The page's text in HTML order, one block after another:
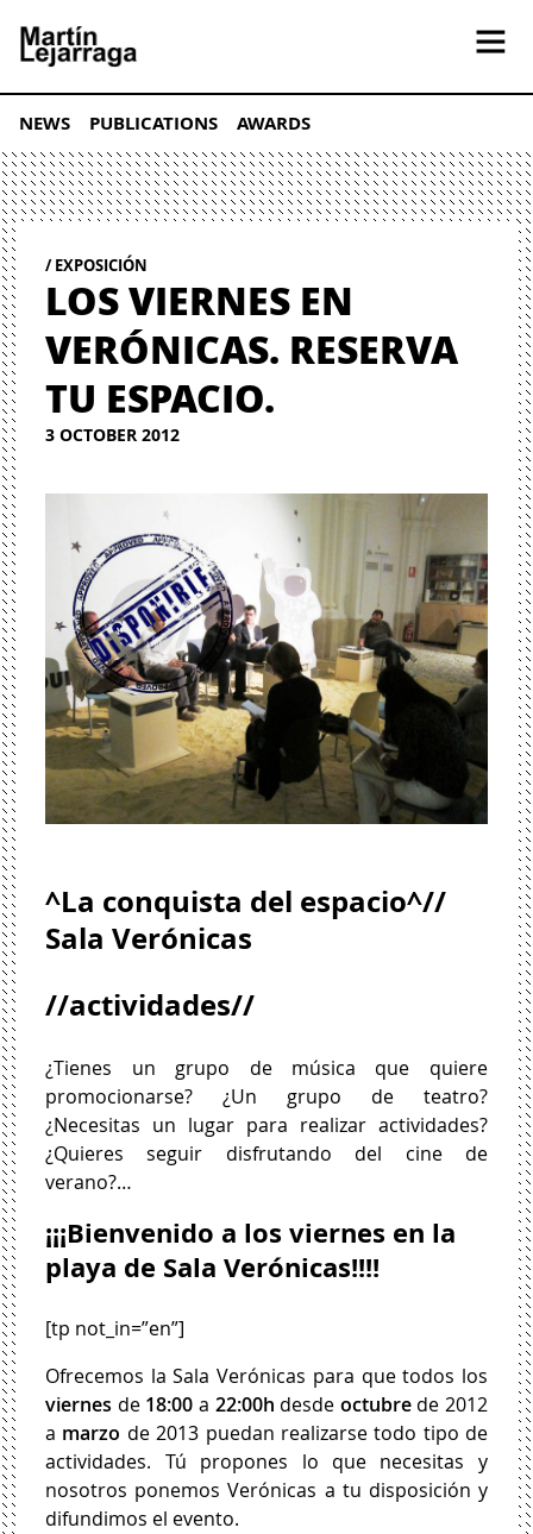
NEWS PUBLICATIONS AWARDS
EXPOSICIÓN
LOS VIERNES EN
VERÓNICAS. RESERVA
TU ESPACIO.
3 OCTOBER 2012
^La conquista del espacio^//
Sala Verónicas
//actividades//
¿Tienes un grupo de música que quiere
promocionarse? ¿Un grupo de teatro?
¿Necesitas un lugar para realizar actividades?
¿Quieres seguir disfrutando del cine de
verano?…
¡¡¡Bienvenido a los viernes en la
playa de Sala Verónicas!!!!
[tp not_in=”en”]
Ofrecemos la Sala Verónicas para que todos los
viernes de 18:00 a 22:00h desde octubrede 2012
a marzo de 2013 puedan realizarse todo tipo de
actividades. Tú propones lo que necesitas y
nosotros ponemos Verónicas a tu disposición y
difundimos el evento.